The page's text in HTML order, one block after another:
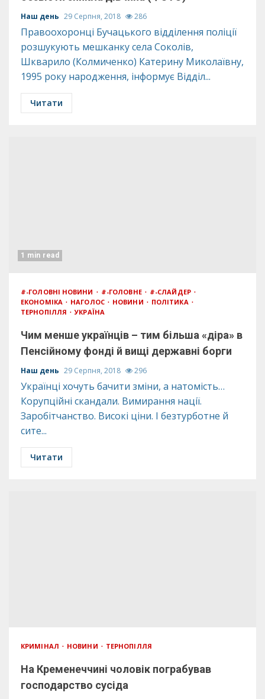
Наш день 29 Серпня, 2018 286
Правоохоронці Бучацького відділення поліції
розшукують мешканку села Соколів,
Шкварило (Колмиченко) Катерину Миколаївну,
1995 року народження, інформує Відділ...
Читати
1 min read
#-ГОЛОВНІ НОВИНИ #-ГОЛОВНЕ
#-СЛАЙДЕР
ЕКОНОМІКА
НАГОЛОС НОВИНИ
ПОЛІТИКА
ТЕРНОПІЛЛЯ
УКРАЇНА
Чим менше українців – тим більша «діра» в
Пенсійному фонді й вищі державні борги
Наш день 29 Серпня, 2018 296
Українці хочуть бачити зміни, а натомість…
Корупційні скандали. Вимирання нації.
Заробітчанство. Високі ціни. І безтурботне й
сите...
Читати
КРИМІНАЛ НОВИНИ ТЕРНОПІЛЛЯ
На Кременеччині чоловік пограбував
господарство сусіда